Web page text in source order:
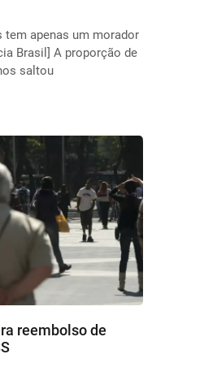
apenas um morador
Brasil] A proporção de
saltou
reembolso de